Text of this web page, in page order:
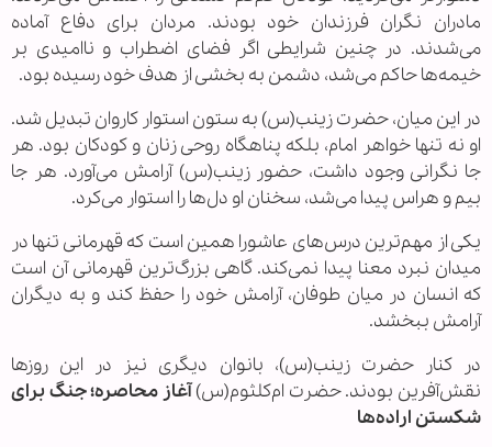
مادران نگران فرزندان خود بودند. مردان برای دفاع آماده
می‌شدند. در چنین شرایطی اگر فضای اضطراب و ناامیدی بر
خیمه‌ها حاکم می‌شد، دشمن به بخشی از هدف خود رسیده بود.
در این میان، حضرت زینب(س) به ستون استوار کاروان تبدیل شد.
او نه تنها خواهر امام، بلکه پناهگاه روحی زنان و کودکان بود. هر
جا نگرانی وجود داشت، حضور زینب(س) آرامش می‌آورد. هر جا
بیم و هراس پیدا می‌شد، سخنان او دل‌ها را استوار می‌کرد.
یکی از مهم‌ترین درس‌های عاشورا همین است که قهرمانی تنها در
میدان نبرد معنا پیدا نمی‌کند. گاهی بزرگ‌ترین قهرمانی آن است
که انسان در میان طوفان، آرامش خود را حفظ کند و به دیگران
آرامش ببخشد.
در کنار حضرت زینب(س)، بانوان دیگری نیز در این روزها
نقش‌آفرین بودند. حضرت ام‌کلثوم(س) آغاز محاصره؛ جنگ برای
شکستن اراده‌ها